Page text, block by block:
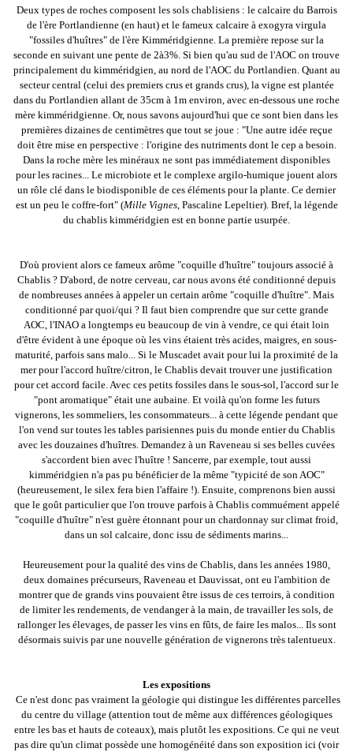
Deux types de roches composent les sols chablisiens : le calcaire du Barrois
de l'ère Portlandienne (en haut) et le fameux calcaire à exogyra virgula
"fossiles d'huîtres" de l'ère Kimméridgienne. La première repose sur la
seconde en suivant une pente de 2à3%. Si bien qu'au sud de l'AOC on trouve
principalement du kimméridgien, au nord de l'AOC du Portlandien. Quant au
secteur central (celui des premiers crus et grands crus), la vigne est plantée
dans du Portlandien allant de 35cm à 1m environ, avec en-dessous une roche
mère kimméridgienne. Or, nous savons aujourd'hui que ce sont bien dans les
premières dizaines de centimètres que tout se joue : "Une autre idée reçue
doit être mise en perspective : l'origine des nutriments dont le cep a besoin.
Dans la roche mère les minéraux ne sont pas immédiatement disponibles
pour les racines... Le microbiote et le complexe argilo-humique jouent alors
un rôle clé dans le biodisponible de ces éléments pour la plante. Ce dernier
est un peu le coffre-fort" (Mille Vignes, Pascaline Lepeltier). Bref, la légende
du chablis kimméridgien est en bonne partie usurpée.
D'où provient alors ce fameux arôme "coquille d'huître" toujours associé à
Chablis ? D'abord, de notre cerveau, car nous avons été conditionné depuis
de nombreuses années à appeler un certain arôme "coquille d'huître". Mais
conditionné par quoi/qui ? Il faut bien comprendre que sur cette grande
AOC, l'INAO a longtemps eu beaucoup de vin à vendre, ce qui était loin
d'être évident à une époque où les vins étaient très acides, maigres, en sous-
maturité, parfois sans malo... Si le Muscadet avait pour lui la proximité de la
mer pour l'accord huître/citron, le Chablis devait trouver une justification
pour cet accord facile. Avec ces petits fossiles dans le sous-sol, l'accord sur le
"pont aromatique" était une aubaine. Et voilà qu'on forme les futurs
vignerons, les sommeliers, les consommateurs... à cette légende pendant que
l'on vend sur toutes les tables parisiennes puis du monde entier du Chablis
avec les douzaines d'huîtres. Demandez à un Raveneau si ses belles cuvées
s'accordent bien avec l'huître ! Sancerre, par exemple, tout aussi
kimméridgien n'a pas pu bénéficier de la même "typicité de son AOC"
(heureusement, le silex fera bien l'affaire !). Ensuite, comprenons bien aussi
que le goût particulier que l'on trouve parfois à Chablis commuément appelé
"coquille d'huître" n'est guère étonnant pour un chardonnay sur climat froid,
dans un sol calcaire, donc issu de sédiments marins...
Heureusement pour la qualité des vins de Chablis, dans les années 1980,
deux domaines précurseurs, Raveneau et Dauvissat, ont eu l'ambition de
montrer que de grands vins pouvaient être issus de ces terroirs, à condition
de limiter les rendements, de vendanger à la main, de travailler les sols, de
rallonger les élevages, de passer les vins en fûts, de faire les malos... Ils sont
désormais suivis par une nouvelle génération de vignerons très talentueux.
Les expositions
Ce n'est donc pas vraiment la géologie qui distingue les différentes parcelles
du centre du village (attention tout de même aux différences géologiques
entre les bas et hauts de coteaux), mais plutôt les expositions. Ce qui ne veut
pas dire qu'un climat possède une homogénéité dans son exposition ici (voir